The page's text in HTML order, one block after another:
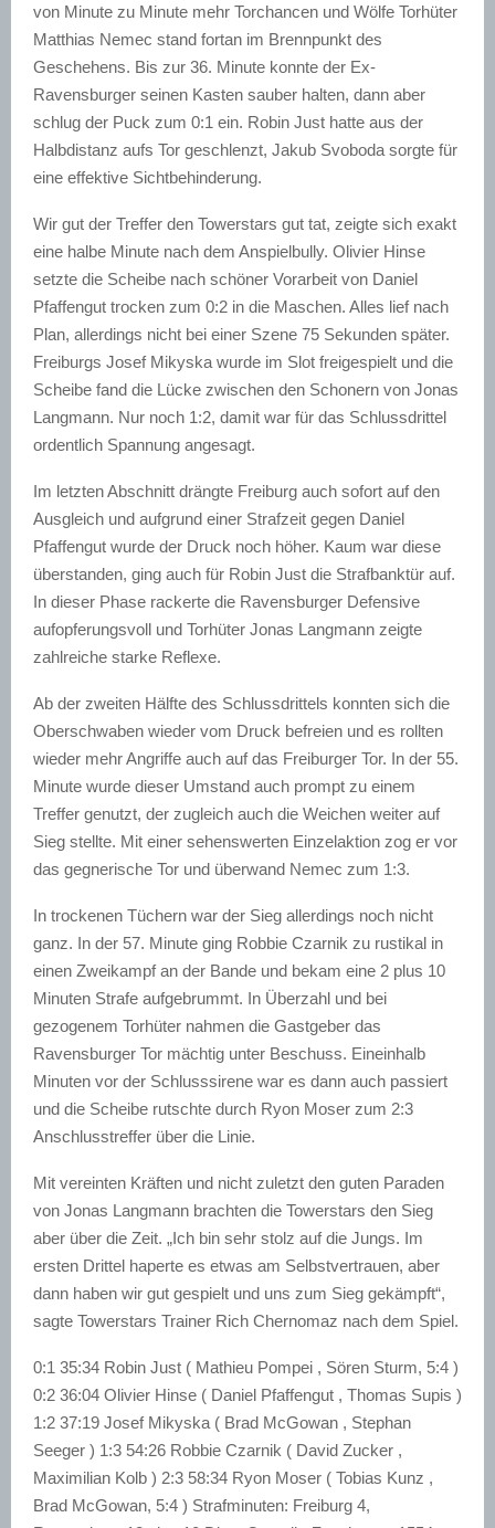
von Minute zu Minute mehr Torchancen und Wölfe Torhüter
Matthias Nemec stand fortan im Brennpunkt des
Geschehens. Bis zur 36. Minute konnte der Ex-
Ravensburger seinen Kasten sauber halten, dann aber
schlug der Puck zum 0:1 ein. Robin Just hatte aus der
Halbdistanz aufs Tor geschlenzt, Jakub Svoboda sorgte für
eine effektive Sichtbehinderung.
Wir gut der Treffer den Towerstars gut tat, zeigte sich exakt
eine halbe Minute nach dem Anspielbully. Olivier Hinse
setzte die Scheibe nach schöner Vorarbeit von Daniel
Pfaffengut trocken zum 0:2 in die Maschen. Alles lief nach
Plan, allerdings nicht bei einer Szene 75 Sekunden später.
Freiburgs Josef Mikyska wurde im Slot freigespielt und die
Scheibe fand die Lücke zwischen den Schonern von Jonas
Langmann. Nur noch 1:2, damit war für das Schlussdrittel
ordentlich Spannung angesagt.
Im letzten Abschnitt drängte Freiburg auch sofort auf den
Ausgleich und aufgrund einer Strafzeit gegen Daniel
Pfaffengut wurde der Druck noch höher. Kaum war diese
überstanden, ging auch für Robin Just die Strafbanktür auf.
In dieser Phase rackerte die Ravensburger Defensive
aufopferungsvoll und Torhüter Jonas Langmann zeigte
zahlreiche starke Reflexe.
Ab der zweiten Hälfte des Schlussdrittels konnten sich die
Oberschwaben wieder vom Druck befreien und es rollten
wieder mehr Angriffe auch auf das Freiburger Tor. In der 55.
Minute wurde dieser Umstand auch prompt zu einem
Treffer genutzt, der zugleich auch die Weichen weiter auf
Sieg stellte. Mit einer sehenswerten Einzelaktion zog er vor
das gegnerische Tor und überwand Nemec zum 1:3.
In trockenen Tüchern war der Sieg allerdings noch nicht
ganz. In der 57. Minute ging Robbie Czarnik zu rustikal in
einen Zweikampf an der Bande und bekam eine 2 plus 10
Minuten Strafe aufgebrummt. In Überzahl und bei
gezogenem Torhüter nahmen die Gastgeber das
Ravensburger Tor mächtig unter Beschuss. Eineinhalb
Minuten vor der Schlusssirene war es dann auch passiert
und die Scheibe rutschte durch Ryon Moser zum 2:3
Anschlusstreffer über die Linie.
Mit vereinten Kräften und nicht zuletzt den guten Paraden
von Jonas Langmann brachten die Towerstars den Sieg
aber über die Zeit. „Ich bin sehr stolz auf die Jungs. Im
ersten Drittel haperte es etwas am Selbstvertrauen, aber
dann haben wir gut gespielt und uns zum Sieg gekämpft“,
sagte Towerstars Trainer Rich Chernomaz nach dem Spiel.
0:1 35:34 Robin Just ( Mathieu Pompei , Sören Sturm, 5:4 )
0:2 36:04 Olivier Hinse ( Daniel Pfaffengut , Thomas Supis )
1:2 37:19 Josef Mikyska ( Brad McGowan , Stephan
Seeger ) 1:3 54:26 Robbie Czarnik ( David Zucker ,
Maximilian Kolb ) 2:3 58:34 Ryon Moser ( Tobias Kunz ,
Brad McGowan, 5:4 ) Strafminuten: Freiburg 4,